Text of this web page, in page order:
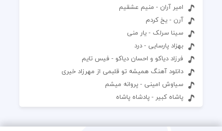
امیر آران - منیم عشقیم
آرن - یخ کردم
سینا سرلک - یار منی
بهزاد پارسایی - درد
فرزاد دیاکو و احسان دیاکو - فیس تایم
دانلود آهنگ همیشه تو قلبمی از مهرزاد خیری
سیاوش امینی - پروانه میشم
پاشاه کبیر - پادشاه پاشاه